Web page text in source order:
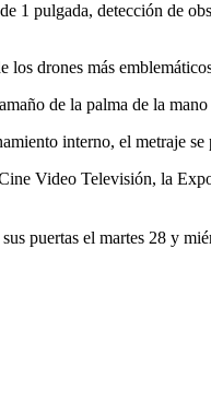
1 pulgada, detección de
los drones más
de la palma de la
interno, el metraje
Video Televisión, la
puertas el martes 28 y